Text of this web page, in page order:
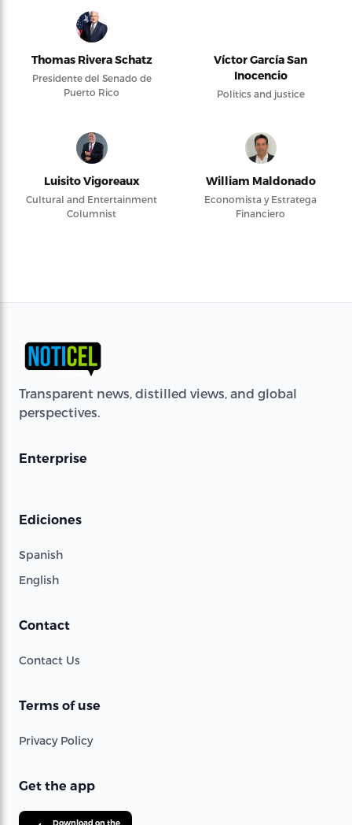
Thomas Rivera Schatz
Presidente del Senado de
Puerto Rico
Víctor García San
Inocencio
Politics and justice
Luisito Vigoreaux
Cultural and Entertainment
Columnist
William Maldonado
Economista y Estratega
Financiero
Transparent news, distilled views, and global
perspectives.
Enterprise
Ediciones
Spanish
English
Contact
Contact Us
Terms of use
Privacy Policy
Get the app
Download on the